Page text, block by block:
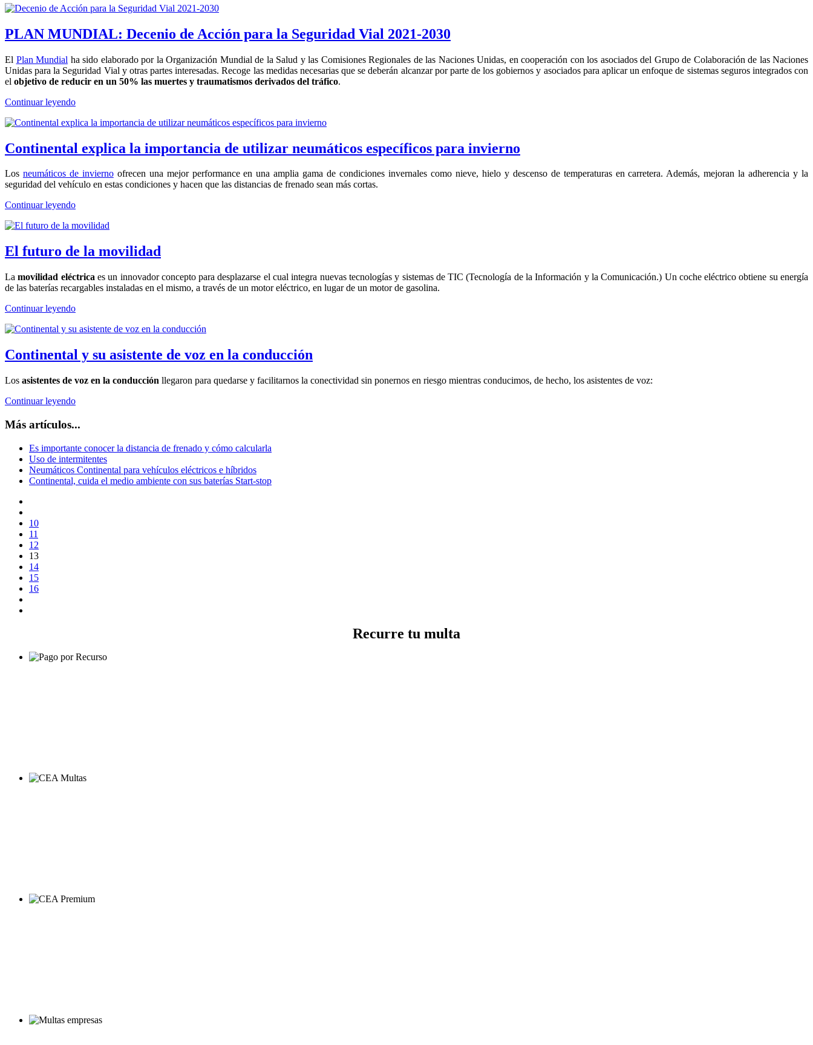
PLAN MUNDIAL: Decenio de Acción para la Seguridad Vial 2021-2030
El Plan Mundial ha sido elaborado por la Organización Mundial de la Salud y las Comisiones Regionales de las Naciones Unidas, en cooperación con los asociados del Grupo de Colaboración de las Naciones
Unidas para la Seguridad Vial y otras partes interesadas. Recoge las medidas necesarias que se deberán alcanzar por parte de los gobiernos y asociados para aplicar un enfoque de sistemas seguros integrados con
el objetivo de reducir en un 50% las muertes y traumatismos derivados del tráfico.
Continuar leyendo
Continental explica la importancia de utilizar neumáticos específicos para invierno
Los neumáticos de inviernoofrecen una mejor performance en una amplia gama de condiciones invernales como nieve, hielo y descenso de temperaturas en carretera. Además, mejoran la adherencia y la
seguridad del vehículo en estas condiciones y hacen que las distancias de frenado sean más cortas.
Continuar leyendo
El futuro de la movilidad
Lamovilidad eléctrica es un innovador concepto para desplazarse el cual integra nuevas tecnologías y sistemas de TIC (Tecnología de la Información y la Comunicación.) Un coche eléctrico obtiene su energía
de las baterías recargables instaladas en el mismo, a través de un motor eléctrico, en lugar de un motor de gasolina.
Continuar leyendo
Continental y su asistente de voz en la conducción
Los asistentes de voz en la conducción llegaron para quedarse y facilitarnos la conectividad sin ponernos en riesgo mientras conducimos, de hecho, los asistentes de voz:
Continuar leyendo
Más artículos...
Es importante conocer la distancia de frenado y cómo calcularla
Uso de intermitentes
Neumáticos Continental para vehículos eléctricos e híbridos
Continental, cuida el medio ambiente con sus baterías Start-stop
10
11
12
13
14
15
16
Recurre tu multa